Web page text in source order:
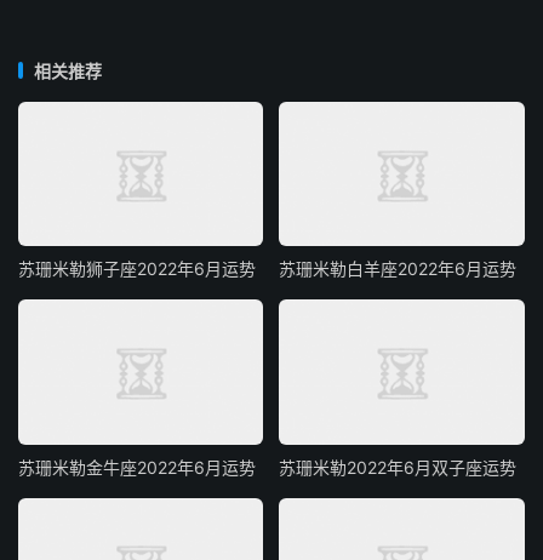
相关推荐
苏珊米勒狮子座2022年6月运势 苏珊米勒白羊座2022年6月运势
苏珊米勒金牛座2022年6月运势 苏珊米勒2022年6月双子座运势